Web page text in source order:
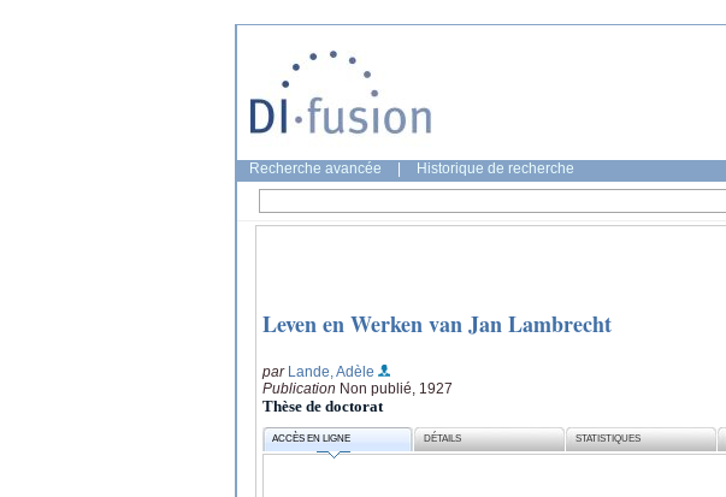
Recherche avancée Historique de recherche
Leven en Werken van Jan Lambrecht
par Lande, Adèle
Publication Non publié, 1927
Thèse de doctorat
ACCÈS EN LIGNE DÉTAILS STATISTIQUES